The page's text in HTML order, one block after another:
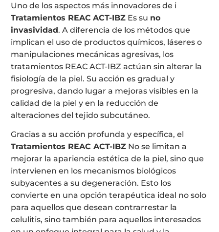
Uno de los aspectos más innovadores de i
Tratamientos REAC ACT-IBZ Es su no
invasividad. A diferencia de los métodos que
implican el uso de productos químicos, láseres o
manipulaciones mecánicas agresivas, los
tratamientos REAC ACT-IBZ actúan sin alterar la
fisiología de la piel. Su acción es gradual y
progresiva, dando lugar a mejoras visibles en la
calidad de la piel y en la reducción de
alteraciones del tejido subcutáneo.
Gracias a su acción profunda y específica, el
Tratamientos REAC ACT-IBZ No se limitan a
mejorar la apariencia estética de la piel, sino que
intervienen en los mecanismos biológicos
subyacentes a su degeneración. Esto los
convierte en una opción terapéutica ideal no solo
para aquellos que desean contrarrestar la
celulitis, sino también para aquellos interesados